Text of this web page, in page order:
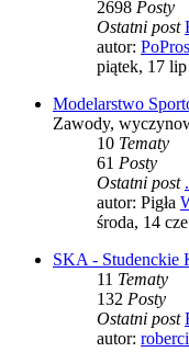
2698 Posty
Ostatni post
autor:
piątek, 17
Modelarstwo
Zawody,
10 Tematy
61 Posty
Ostatni post .
autor: Pigła
środa, 14
SKA - Studenckie
11 Tematy
132 Posty
Ostatni post
autor: